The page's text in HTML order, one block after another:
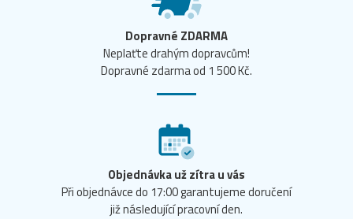
Dopravné ZDARMA
Neplaťte drahým dopravcům!
Dopravné zdarma od 1 500 Kč.
Objednávka už zítra u vás
Při objednávce do 17:00 garantujeme doručení
již následující pracovní den.